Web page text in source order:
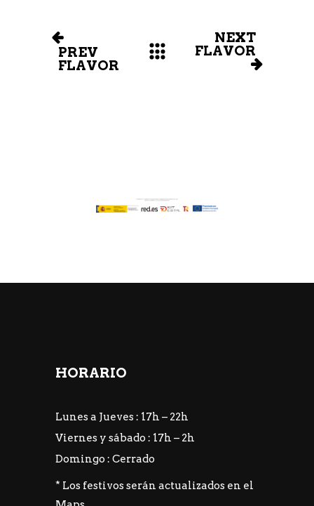
PREV
FLAVOR
NEXT
FLAVOR
HORARIO
Lunes a Jueves : 17h – 22h
Viernes y sábado : 17h – 2h
Domingo : Cerrado
* Los festivos serán actualizados en el